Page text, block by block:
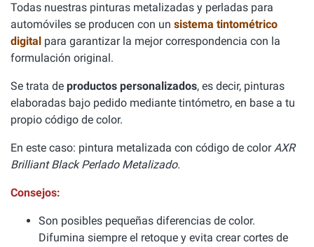
Todas nuestras pinturas metalizadas y perladas para
automóviles se producen con un sistema tintométrico
digital para garantizar la mejor correspondencia con la
formulación original.
Se trata de productos personalizados, es decir, pinturas
elaboradas bajo pedido mediante tintómetro, en base a tu
propio código de color.
En este caso: pintura metalizada con código de colorAXR
Brilliant Black Perlado Metalizado.
Consejos:
Son posibles pequeñas diferencias de color.
Difumina siempre el retoque y evita crear cortes de